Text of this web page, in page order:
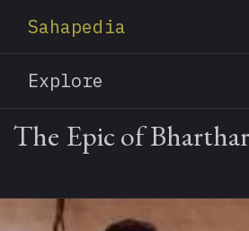
Sahapedia
Explore
The Epic of